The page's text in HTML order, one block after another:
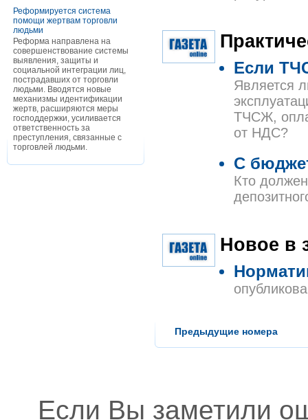
Реформируется система
помощи жертвам торговли
людьми
Реформа направлена на
совершенствование системы
выявления, защиты и
социальной интеграции лиц,
пострадавших от торговли
людьми. Вводятся новые
механизмы идентификации
жертв, расширяются меры
господдержки, усиливается
ответственность за
преступления, связанные с
торговлей людьми.
Если
Является
ТЧСЖ,
от НДС?
С
Кто
Новое в
Предыдущие номера
Если Вы заметили